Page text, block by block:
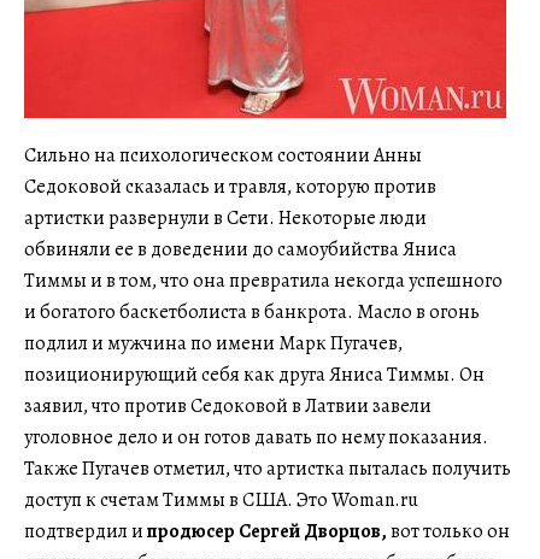
Сильно на психологическом состоянии Анны
Седоковой сказалась и травля, которую против
артистки развернули в Сети. Некоторые люди
обвиняли ее в доведении до самоубийства Яниса
Тиммы и в том, что она превратила некогда успешного
и богатого баскетболиста в банкрота. Масло в огонь
подлил и мужчина по имени Марк Пугачев,
позиционирующий себя как друга Яниса Тиммы. Он
заявил, что против Седоковой в Латвии завели
уголовное дело и он готов давать по нему показания.
Также Пугачев отметил, что артистка пыталась получить
доступ к счетам Тиммы в США. Это Woman.ru
подтвердил ипродюсер Сергей Дворцов,вот только он